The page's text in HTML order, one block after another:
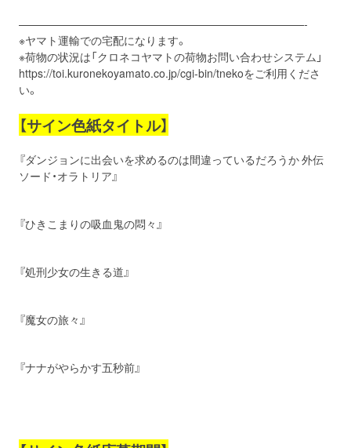
——————————————————————————-
※ヤマト運輸での宅配になります。
※荷物の状況は「クロネコヤマトの荷物お問い合わせシステム」
https://toi.kuronekoyamato.co.jp/cgi-bin/tnekoをご利用くださ
い。
【サイン色紙タイトル】
『ダンジョンに出会いを求めるのは間違っているだろうか 外伝
ソード・オラトリア』
『ひきこまりの吸血鬼の悶々』
『処刑少女の生きる道』
『魔女の旅々』
『ナナがやらかす五秒前』